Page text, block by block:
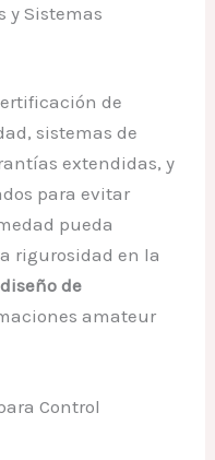
y Sistemas
de
sistemas de
extendidas, y
para evitar
pueda
rigurosidad en la
diseño de
amateur
Control